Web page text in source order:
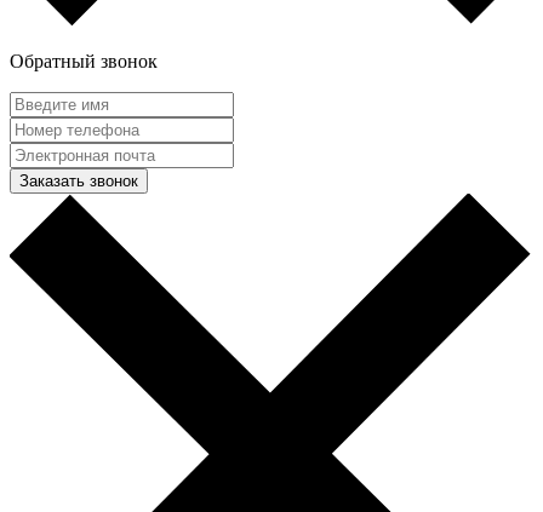
Обратный звонок
Заказать звонок